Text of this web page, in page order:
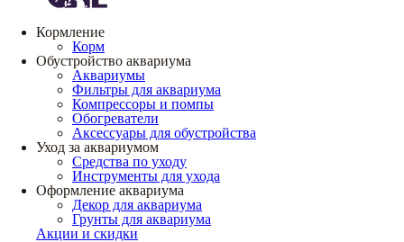
Кормление
Корм
Обустройство аквариума
Аквариумы
Фильтры для аквариума
Компрессоры и помпы
Обогреватели
Аксессуары для обустройства
Уход за аквариумом
Средства по уходу
Инструменты для ухода
Оформление аквариума
Декор для аквариума
Грунты для аквариума
Акции и скидки